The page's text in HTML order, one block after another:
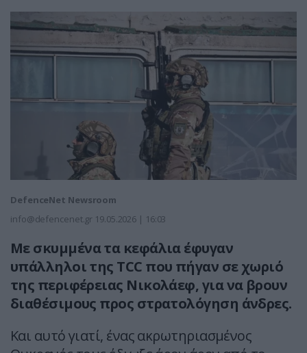
DefenceNet Newsroom
info@defencenet.gr 19.05.2026 | 16:03
Με σκυμμένα τα κεφάλια έφυγαν
υπάλληλοι της TCC που πήγαν σε χωριό
της περιφέρειας Νικολάεφ, για να βρουν
διαθέσιμους προς στρατολόγηση άνδρες.
Και αυτό γιατί, ένας ακρωτηριασμένος